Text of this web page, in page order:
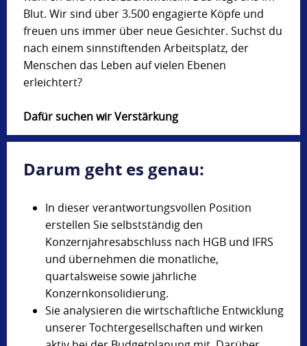
Blut. Wir sind über 3.500 engagierte Köpfe und
freuen uns immer über neue Gesichter. Suchst du
nach einem sinnstiftenden Arbeitsplatz, der
Menschen das Leben auf vielen Ebenen
erleichtert?
Dafür suchen wir Verstärkung
Darum geht es genau:
In dieser verantwortungsvollen Position
erstellen Sie selbstständig den
Konzernjahresabschluss nach HGB und IFRS
und übernehmen die monatliche,
quartalsweise sowie jährliche
Konzernkonsolidierung.
Sie analysieren die wirtschaftliche Entwicklung
unserer Tochtergesellschaften und wirken